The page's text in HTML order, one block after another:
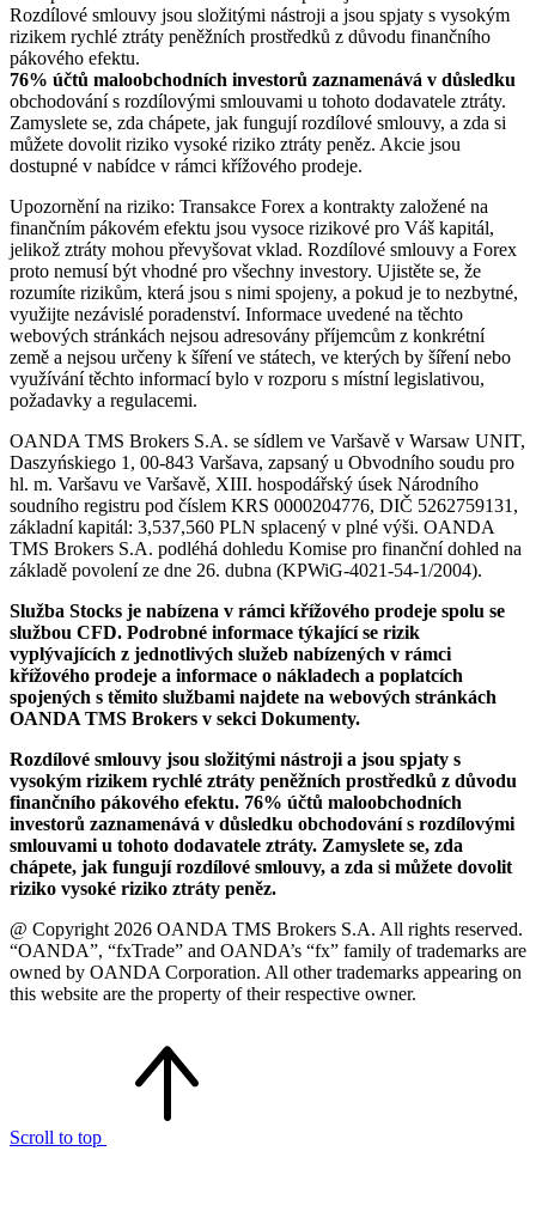
Rozdílové smlouvy jsou složitými nástroji a jsou spjaty s vysokým
rizikem rychlé ztráty peněžních prostředků z důvodu finančního
pákového efektu.
76% účtů maloobchodních investorů zaznamenává v důsledku
obchodování s rozdílovými smlouvami u tohoto dodavatele ztráty.
Zamyslete se, zda chápete, jak fungují rozdílové smlouvy, a zda si
můžete dovolit riziko vysoké riziko ztráty peněz. Akcie jsou
dostupné v nabídce v rámci křížového prodeje.
Upozornění na riziko: Transakce Forex a kontrakty založené na
finančním pákovém efektu jsou vysoce rizikové pro Váš kapitál,
jelikož ztráty mohou převyšovat vklad. Rozdílové smlouvy a Forex
proto nemusí být vhodné pro všechny investory. Ujistěte se, že
rozumíte rizikům, která jsou s nimi spojeny, a pokud je to nezbytné,
využijte nezávislé poradenství. Informace uvedené na těchto
webových stránkách nejsou adresovány příjemcům z konkrétní
země a nejsou určeny k šíření ve státech, ve kterých by šíření nebo
využívání těchto informací bylo v rozporu s místní legislativou,
požadavky a regulacemi.
OANDA TMS Brokers S.A. se sídlem ve Varšavě v Warsaw UNIT,
Daszyńskiego 1, 00-843 Varšava, zapsaný u Obvodního soudu pro
hl. m. Varšavu ve Varšavě, XIII. hospodářský úsek Národního
soudního registru pod číslem KRS 0000204776, DIČ 5262759131,
základní kapitál: 3,537,560 PLN splacený v plné výši. OANDA
TMS Brokers S.A. podléhá dohledu Komise pro finanční dohled na
základě povolení ze dne 26. dubna (KPWiG-4021-54-1/2004).
Služba Stocks je nabízena v rámci křížového prodeje spolu se
službou CFD. Podrobné informace týkající se rizik
vyplývajících z jednotlivých služeb nabízených v rámci
křížového prodeje a informace o nákladech a poplatcích
spojených s těmito službami najdete na webových stránkách
OANDA TMS Brokers v sekci Dokumenty.
Rozdílové smlouvy jsou složitými nástroji a jsou spjaty s
vysokým rizikem rychlé ztráty peněžních prostředků z důvodu
finančního pákového efektu. 76% účtů maloobchodních
investorů zaznamenává v důsledku obchodování s rozdílovými
smlouvami u tohoto dodavatele ztráty. Zamyslete se, zda
chápete, jak fungují rozdílové smlouvy, a zda si můžete dovolit
riziko vysoké riziko ztráty peněz.
@ Copyright 2026 OANDA TMS Brokers S.A. All rights reserved.
“OANDA”, “fxTrade” and OANDA’s “fx” family of trademarks are
owned by OANDA Corporation. All other trademarks appearing on
this website are the property of their respective owner.
Scroll to top